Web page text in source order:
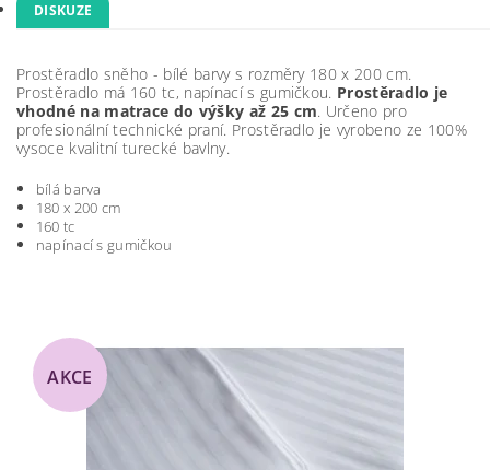
DISKUZE
Prostěradlo sněho - bílé barvy s rozměry 180 x 200 cm.
Prostěradlo má 160 tc, napínací s gumičkou. Prostěradlo je
vhodné na matrace do výšky až 25 cm. Určeno pro
profesionální technické praní. Prostěradlo je vyrobeno ze 100%
vysoce kvalitní turecké bavlny.
bílá barva
180 x 200 cm
160 tc
napínací s gumičkou
AKCE